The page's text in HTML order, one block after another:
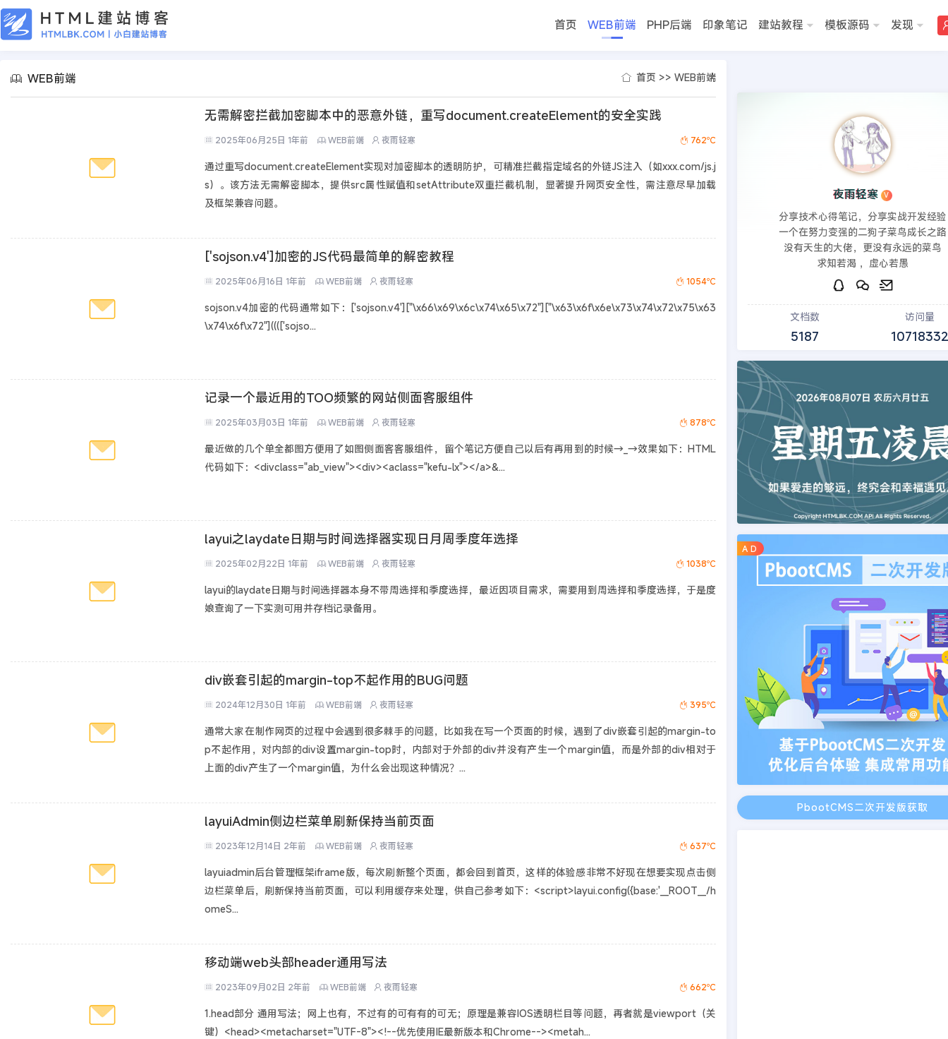
首页 WEB前端 PHP后端 印象笔记 建站教程 模板源码 发现
WEB前端 首页 >> WEB前端
无需解密拦截加密脚本中的恶意外链，重写document.createElement的安全实践
2025年06月25日 1年前 WEB前端 夜雨轻寒 762℃
通过重写document.createElement实现对加密脚本的透明防护，可精准拦截指定域名的外链JS注入（如xxx.com/js.j
s）。该方法无需解密脚本，提供src属性赋值和setAttribute双重拦截机制，显著提升网页安全性，需注意尽早加载
及框架兼容问题。
['sojson.v4']加密的JS代码最简单的解密教程
2025年06月16日 1年前 WEB前端 夜雨轻寒 1054℃
sojson.v4加密的代码通常如下：['sojson.v4']["\x66\x69\x6c\x74\x65\x72"]["\x63\x6f\x6e\x73\x74\x72\x75\x63
\x74\x6f\x72"](((['sojso...
记录一个最近用的TOO频繁的网站侧面客服组件
2025年03月03日 1年前 WEB前端 夜雨轻寒 878℃
最近做的几个单全都图方便用了如图侧面客客服组件，留个笔记方便自己以后有再用到的时候→_→效果如下：HTML
代码如下：<divclass="ab_view"><div><aclass="kefu-lx"></a>&...
layui之laydate日期与时间选择器实现日月周季度年选择
2025年02月22日 1年前 WEB前端 夜雨轻寒 1038℃
layui的laydate日期与时间选择器本身不带周选择和季度选择，最近因项目需求，需要用到周选择和季度选择，于是度
娘查询了一下实测可用并存档记录备用。
div嵌套引起的margin-top不起作用的BUG问题
2024年12月30日 1年前 WEB前端 夜雨轻寒 395℃
通常大家在制作网页的过程中会遇到很多棘手的问题，比如我在写一个页面的时候，遇到了div嵌套引起的margin-to
p不起作用，对内部的div设置margin-top时，内部对于外部的div并没有产生一个margin值，而是外部的div相对于
上面的div产生了一个margin值，为什么会出现这种情况？...
layuiAdmin侧边栏菜单刷新保持当前页面
2023年12月14日 2年前 WEB前端 夜雨轻寒 637℃
layuiadmin后台管理框架iframe版，每次刷新整个页面，都会回到首页，这样的体验感非常不好现在想要实现点击侧
边栏菜单后，刷新保持当前页面，可以利用缓存来处理，供自己参考如下：<script>layui.config({base:'__ROOT__/h
omeS...
移动端web头部header通用写法
2023年09月02日 2年前 WEB前端 夜雨轻寒 662℃
1.head部分 通用写法；网上也有，不过有的可有有的可无；原理是兼容IOS透明栏目等问题，再者就是viewport（关
键）<head><metacharset="UTF-8"><!--优先使用IE最新版本和Chrome--><metah...
夜雨轻寒 V
分享技术心得笔记，分享实战开发经验
一个在努力变强的二狗子菜鸟成长之路
没有天生的大佬，更没有永远的菜鸟
求知若渴 ，虚心若愚
文档数
5187
访问量
10718332
A D
PbootCMS二次开发版获取